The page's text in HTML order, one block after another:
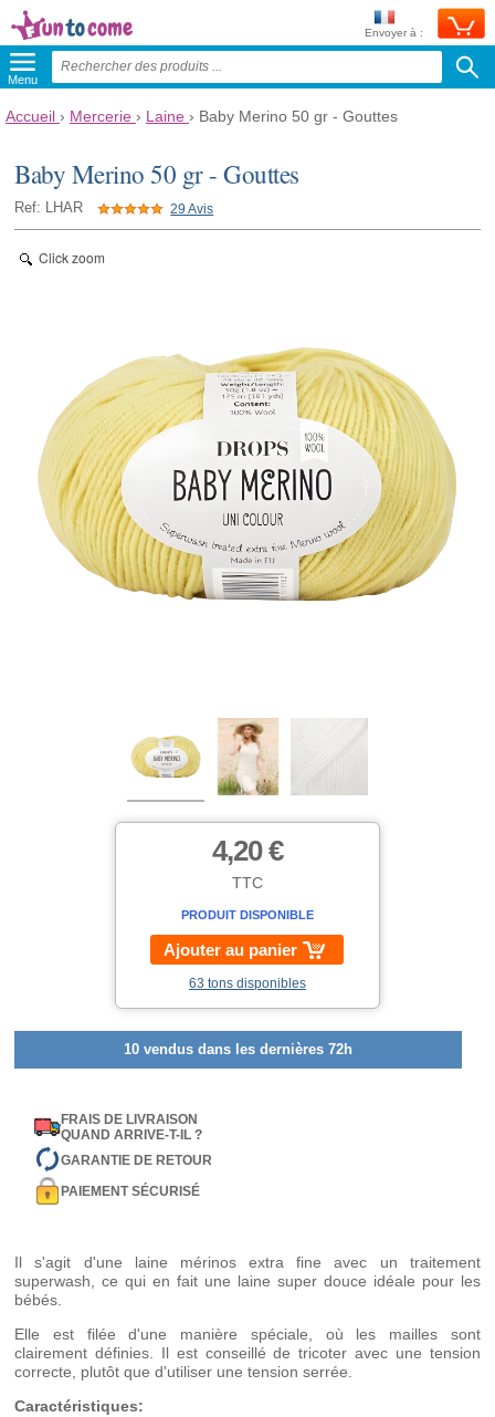
Envoyer à :
Menu
Accueil › Mercerie › Laine › Baby Merino 50 gr - Gouttes
Baby Merino 50 gr - Gouttes
Ref: LHAR 29 Avis
Click zoom
4,20 €
TTC
PRODUIT DISPONIBLE
Ajouter au panier
63 tons disponibles
10 vendus dans les dernières 72h
FRAIS DE LIVRAISON
QUAND ARRIVE-T-IL ?
GARANTIE DE RETOUR
PAIEMENT SÉCURISÉ
Il s'agit d'une laine mérinos extra fine avec un traitement
superwash, ce qui en fait une laine super douce idéale pour les
bébés.
Elle est filée d'une manière spéciale, où les mailles sont
clairement définies. Il est conseillé de tricoter avec une tension
correcte, plutôt que d'utiliser une tension serrée.
Caractéristiques: